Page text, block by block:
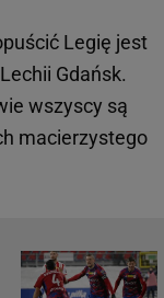
Legię jest
Gdańsk.
wszyscy są
macierzystego